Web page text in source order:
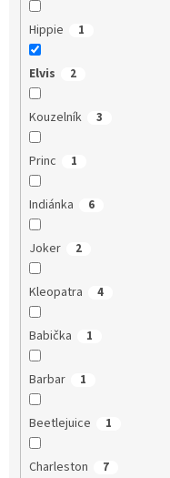
Hippie 1
Elvis 2
Kouzelník 3
Princ 1
Indiánka 6
Joker 2
Kleopatra 4
Babička 1
Barbar 1
Beetlejuice 1
Charleston 7